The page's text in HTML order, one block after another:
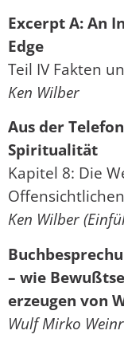
Excerpt A: An
Edge
Teil IV Fakten
Ken Wilber
Aus der
Spiritualität
Kapitel 8: Die
Offensichtlichen
Ken Wilber
– wie
erzeugen von
Wulf Mirko